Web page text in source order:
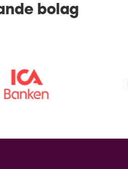
bolag